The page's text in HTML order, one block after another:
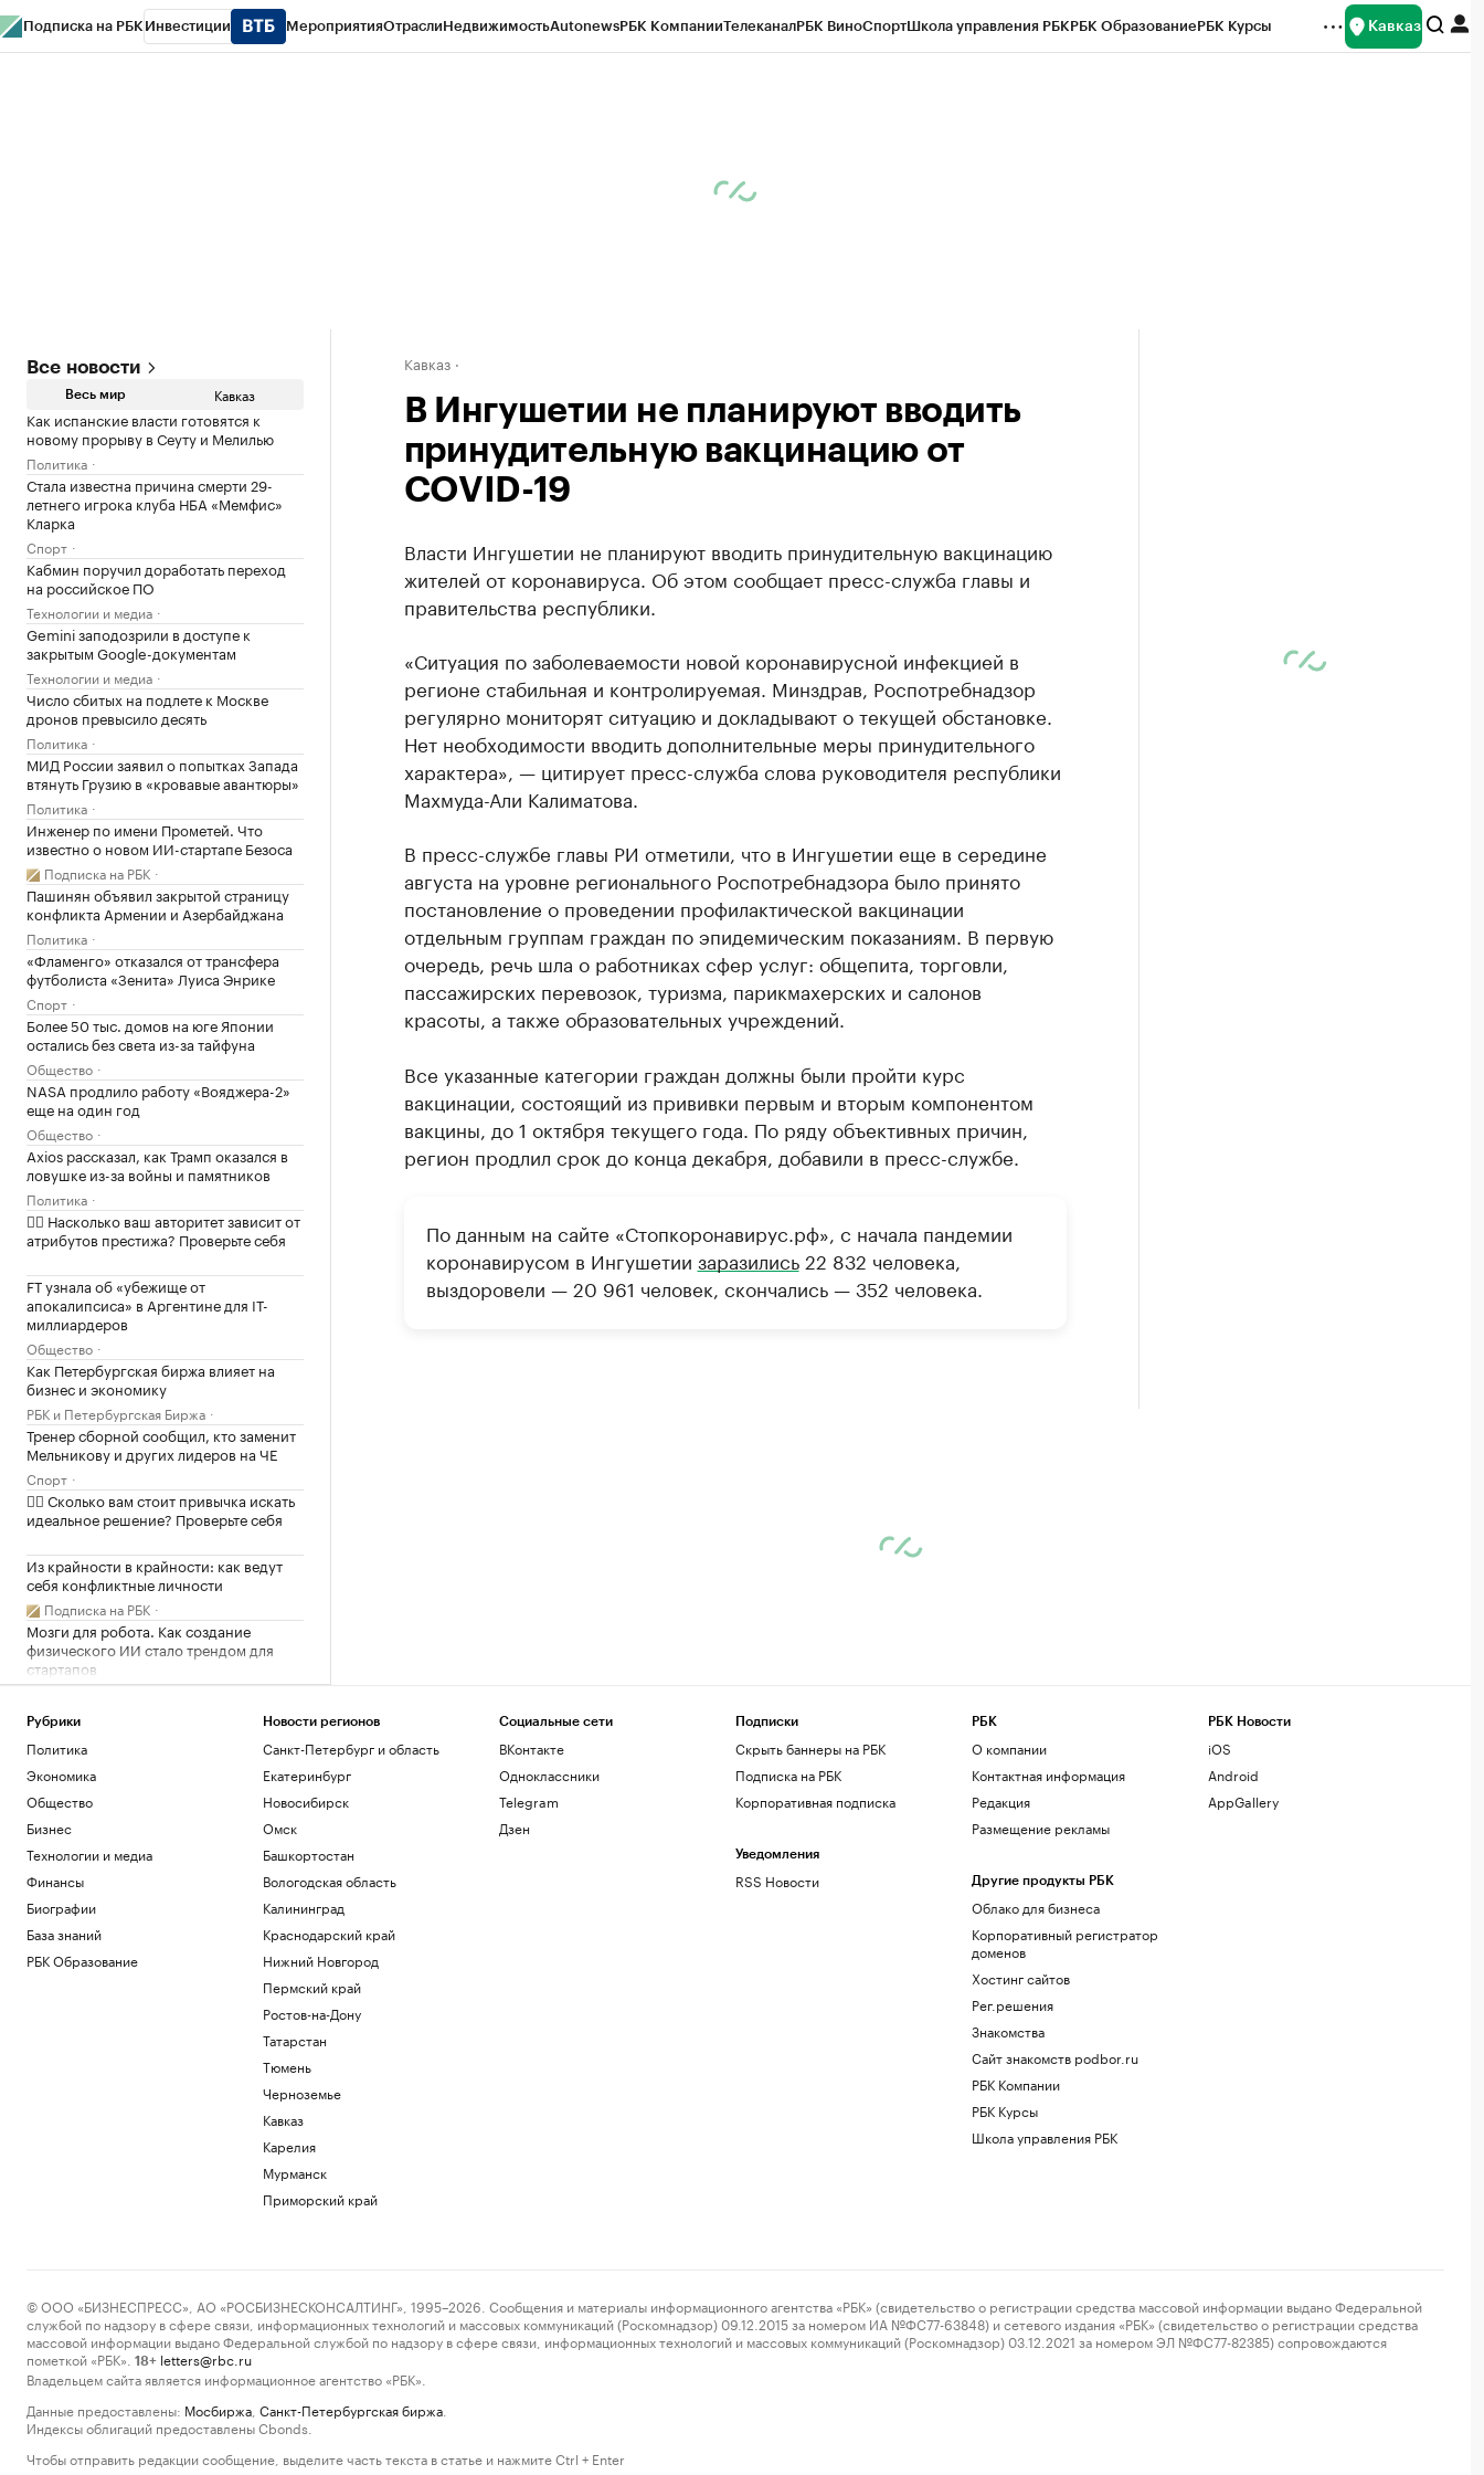
Подписка на РБК Инвестиции МероприятияОтраслиНедвижимостьAutonewsРБК КомпанииТелеканалРБК ВиноСпортШкола управления РБКРБК ОбразованиеРБК Курсы Кавказ
Все новости
Весь мир Кавказ
Как испанские власти готовятся к
новому прорыву в Сеуту и Мелилью
Политика
Стала известна причина смерти 29-
летнего игрока клуба НБА «Мемфис»
Кларка
Спорт
Кабмин поручил доработать переход
на российское ПО
Технологии и медиа
Gemini заподозрили в доступе к
закрытым Google-документам
Технологии и медиа
Число сбитых на подлете к Москве
дронов превысило десять
Политика
МИД России заявил о попытках Запада
втянуть Грузию в «кровавые авантюры»
Политика
Инженер по имени Прометей. Что
известно о новом ИИ-стартапе Безоса
Подписка на РБК
Пашинян объявил закрытой страницу
конфликта Армении и Азербайджана
Политика
«Фламенго» отказался от трансфера
футболиста «Зенита» Луиса Энрике
Спорт
Более 50 тыс. домов на юге Японии
остались без света из-за тайфуна
Общество
NASA продлило работу «Вояджера-2»
еще на один год
Общество
Axios рассказал, как Трамп оказался в
ловушке из-за войны и памятников
Политика
✍🏻 Насколько ваш авторитет зависит от
атрибутов престижа? Проверьте себя
FT узнала об «убежище от
апокалипсиса» в Аргентине для IT-
миллиардеров
Общество
Как Петербургская биржа влияет на
бизнес и экономику
РБК и Петербургская Биржа
Тренер сборной сообщил, кто заменит
Мельникову и других лидеров на ЧЕ
Спорт
✍🏻 Сколько вам стоит привычка искать
идеальное решение? Проверьте себя
Из крайности в крайности: как ведут
себя конфликтные личности
Подписка на РБК
Мозги для робота. Как создание
физического ИИ стало трендом для
стартапов
Подписка на РБК
Два мирных жителя погибли после атак
дронов в Белгородской области
Политика
Кавказ
В Ингушетии не планируют вводить
принудительную вакцинацию от
COVID-19
Власти Ингушетии не планируют вводить принудительную вакцинацию
жителей от коронавируса. Об этом сообщает пресс-служба главы и
правительства республики.
«Ситуация по заболеваемости новой коронавирусной инфекцией в
регионе стабильная и контролируемая. Минздрав, Роспотребнадзор
регулярно мониторят ситуацию и докладывают о текущей обстановке.
Нет необходимости вводить дополнительные меры принудительного
характера», — цитирует пресс-служба слова руководителя республики
Махмуда-Али Калиматова.
В пресс-службе главы РИ отметили, что в Ингушетии еще в середине
августа на уровне регионального Роспотребнадзора было принято
постановление о проведении профилактической вакцинации
отдельным группам граждан по эпидемическим показаниям. В первую
очередь, речь шла о работниках сфер услуг: общепита, торговли,
пассажирских перевозок, туризма, парикмахерских и салонов
красоты, а также образовательных учреждений.
Все указанные категории граждан должны были пройти курс
вакцинации, состоящий из прививки первым и вторым компонентом
вакцины, до 1 октября текущего года. По ряду объективных причин,
регион продлил срок до конца декабря, добавили в пресс-службе.
По данным на сайте «Стопкоронавирус.рф», с начала пандемии
коронавирусом в Ингушетии заразились22 832 человека,
выздоровели — 20 961 человек, скончались — 352 человека.
Рубрики
Политика
Экономика
Общество
Бизнес
Технологии и медиа
Финансы
Биографии
База знаний
РБК Образование
Новости регионов
Санкт-Петербург и область
Екатеринбург
Новосибирск
Омск
Башкортостан
Вологодская область
Калининград
Краснодарский край
Нижний Новгород
Пермский край
Ростов-на-Дону
Татарстан
Тюмень
Черноземье
Кавказ
Карелия
Мурманск
Приморский край
Социальные сети
ВКонтакте
Одноклассники
Telegram
Дзен
Подписки
Скрыть баннеры на РБК
Подписка на РБК
Корпоративная подписка
Уведомления
RSS Новости
РБК
О компании
Контактная информация
Редакция
Размещение рекламы
Другие продукты РБК
Облако для бизнеса
Корпоративный регистратор
доменов
Хостинг сайтов
Рег.решения
Знакомства
Сайт знакомств podbor.ru
РБК Компании
РБК Курсы
Школа управления РБК
РБК Новости
iOS
Android
AppGallery
© ООО «БИЗНЕСПРЕСС», АО «РОСБИЗНЕСКОНСАЛТИНГ», 1995–2026. Сообщения и материалы информационного агентства «РБК» (свидетельство о регистрации средства массовой информации выдано Федеральной
службой по надзору в сфере связи, информационных технологий и массовых коммуникаций (Роскомнадзор) 09.12.2015 за номером ИА №ФС77-63848) и сетевого издания «РБК» (свидетельство о регистрации средства
массовой информации выдано Федеральной службой по надзору в сфере связи, информационных технологий и массовых коммуникаций (Роскомнадзор) 03.12.2021 за номером ЭЛ №ФС77-82385) сопровождаются
пометкой «РБК».
18+ letters@rbc.ru
Владельцем сайта является информационное агентство «РБК».
Данные предоставлены: Мосбиржа Санкт-Петербургская биржа
Индексы облигаций предоставлены Cbonds.
Чтобы отправить редакции сообщение, выделите часть текста в статье и нажмите Ctrl + Enter